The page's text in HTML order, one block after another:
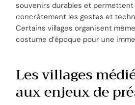
souvenirs durables et
concrètement les gestes et
Certains villages organisent
costume d’époque pour une
Les villages
aux enjeux de